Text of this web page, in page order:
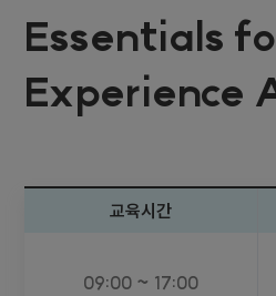
Essentials
Experience
교육시간
09:00 ~ 17:00